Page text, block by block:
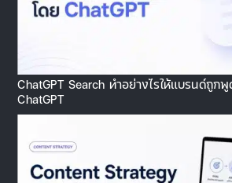
ChatGPT Search ทำอย่างไรให้แบรนด์ถูก
ChatGPT